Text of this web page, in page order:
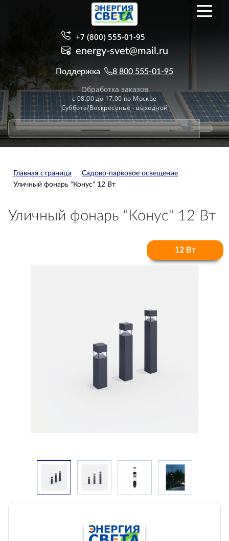
+7 (800) 555-01-95
energy-svet@mail.ru
Поддержка 8 800 555-01-95
Обработка заказов
с 08.00 до 17.00 по Москве
Суббота/Воскресенье - выходной
Главная страница
Садово-парковое освещение
Уличный фонарь "Конус" 12 Вт
Уличный фонарь "Конус" 12 Вт
12 Вт